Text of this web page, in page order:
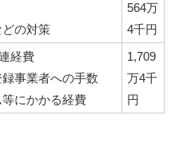
の対策
564万
4千円
経費
事業者への手数
にかかる経費
1,709
万4千
円